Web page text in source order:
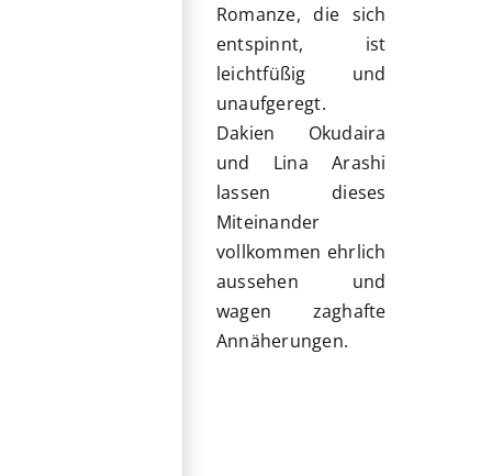
Romanze, die sich
entspinnt, ist
leichtfüßig und
unaufgeregt.
Dakien Okudaira
und Lina Arashi
lassen dieses
Miteinander
vollkommen ehrlich
aussehen und
wagen zaghafte
Annäherungen.